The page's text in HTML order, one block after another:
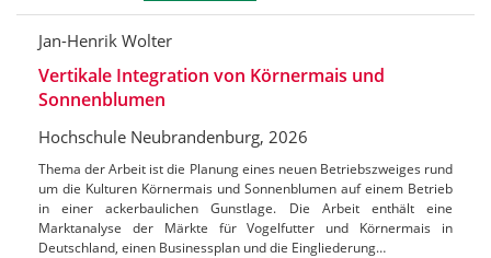
Jan-Henrik Wolter
Vertikale Integration von Körnermais und
Sonnenblumen
Hochschule Neubrandenburg, 2026
Thema der Arbeit ist die Planung eines neuen Betriebszweiges rund
um die Kulturen Körnermais und Sonnenblumen auf einem Betrieb
in einer ackerbaulichen Gunstlage. Die Arbeit enthält eine
Marktanalyse der Märkte für Vogelfutter und Körnermais in
Deutschland, einen Businessplan und die Eingliederung…